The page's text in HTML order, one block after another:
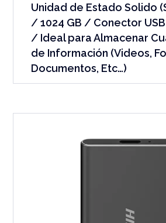
Unidad de Estado Solido
/ 1024 GB / Conector
/ Ideal para Almacenar
de Información (Videos,
Documentos, Etc…)